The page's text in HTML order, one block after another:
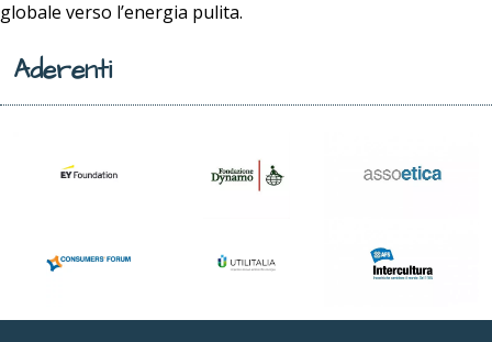
globale verso l’energia pulita.
Aderenti